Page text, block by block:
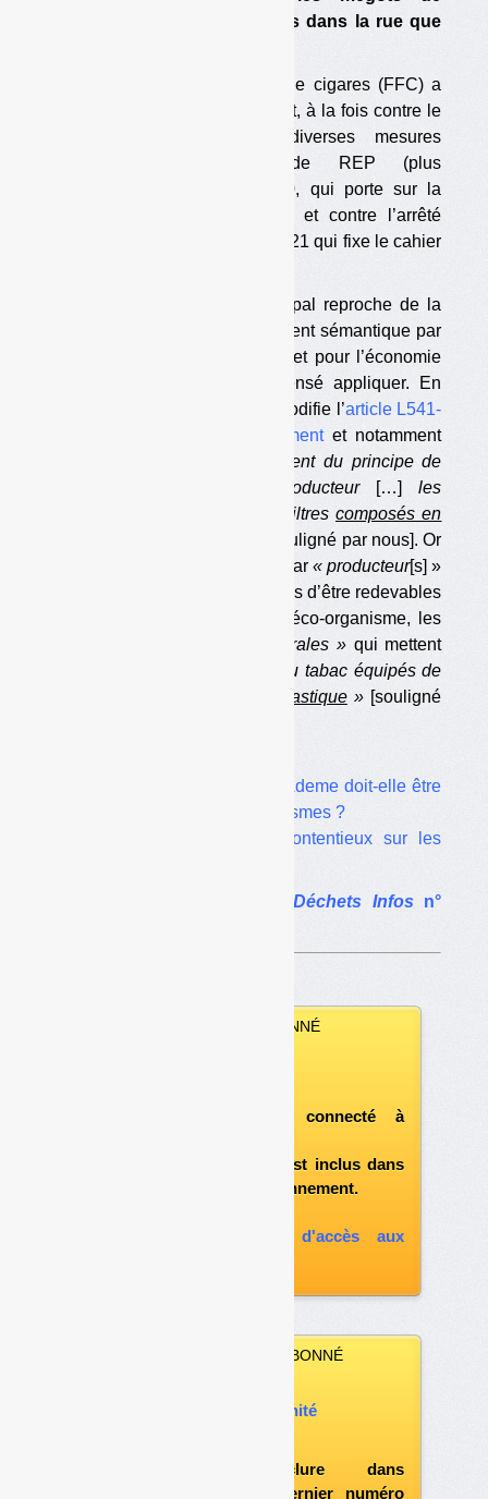
cigarillos seraient moins jetés dans la rue que
La Fédération des fabricants de cigares (FFC) a
déposé devant le Conseil d’Etat, à la fois contre le
décret 2020-1725 portant diverses mesures
concernant les filières de REP (plus
particulièrement son article 10, qui porte sur la
filière des produits du tabac) et contre l’arrêté
TREP2027629A du 5 février 2021 qui fixe le cahier
Concernant le décret, le principal reproche de la
FFC est qu’il opère un glissement sémantique par
rapport à la loi anti-gaspillage et pour l’économie
circulaire (AGEC), qu’il est censé appliquer. En
effet, l’article 62 de la loi, qui modifie l’article L541-
10-1 du Code de l’environnementet notamment
« relèvent du principe de
responsabilité élargie du producteur[…]les
produits du tabac équipés de filtrescomposés en
[souligné par nous]. Or
le décret dit qu’il faut entendre par« producteur[s] »
de cette filière, donc susceptibles d’être redevables
de la contribution à payer à l’éco-organisme, les
« personnes physiques ou morales »qui mettent
« des produits du tabac équipés de
comportant ou non du plastique» [souligné
Redevance DSREP : l’Ademe doit-elle être
au service des éco-organismes ?
La longue liste des contentieux sur les
Déchets Infosn°
VOUS ÊTES ABONNÉ
après vous être connecté à
et si le document est inclus dans
votre formule d'abonnement.
souscrire à l'option d'accès aux
VOUS N’ÊTES PAS ABONNÉ
acheter ce numéro à l’unité
possibilité d'inclure dans
l'abonnement le dernier numéro